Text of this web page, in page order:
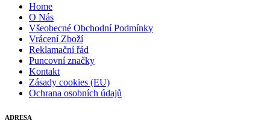
Home
O Nás
Všeobecné Obchodní Podmínky
Vrácení Zboží
Reklamační řád
Puncovní značky
Kontakt
Zásady cookies (EU)
Ochrana osobních údajů
ADRESA